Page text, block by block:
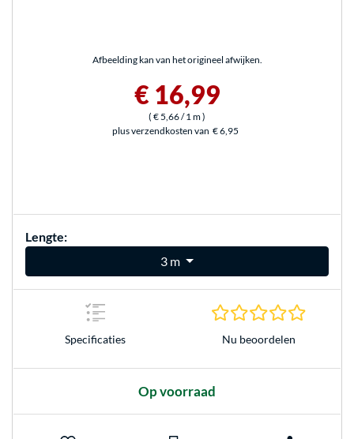
Afbeelding kan van het origineel afwijken.
€ 16,99
( € 5,66/ 1 m)
plus verzendkosten van € 6,95
Lengte:
3 m
Specificaties Nu beoordelen
Op voorraad